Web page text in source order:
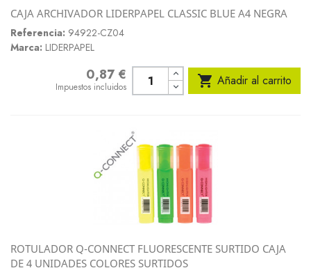
CAJA ARCHIVADOR LIDERPAPEL CLASSIC BLUE A4 NEGRA
Referencia: 94922-CZ04
Marca: LIDERPAPEL
0,87 €
Impuestos incluidos  Añadir al carrito
ROTULADOR Q-CONNECT FLUORESCENTE SURTIDO CAJA
DE 4 UNIDADES COLORES SURTIDOS